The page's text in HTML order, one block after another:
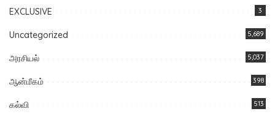
EXCLUSIVE 3
Uncategorized 5,689
அரசியல் 5,037
ஆன்மீகம் 398
கல்வி 513